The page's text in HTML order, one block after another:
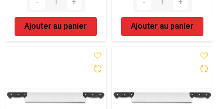
Ajouter au panier Ajouter au panier